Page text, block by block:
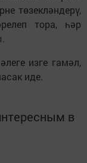
төзекләндерү,
тора, һәр
изге гамәл,
иде.
в